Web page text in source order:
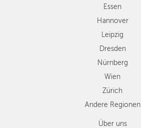
Zürich
Andere
Regionen
Essen
Hannover
Leipzig
Dresden
Nürnberg
Wien
Zürich
Andere Regionen
Über uns